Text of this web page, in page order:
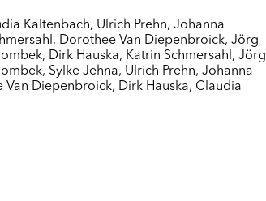
Kaltenbach, Ulrich Prehn,Johanna
, Dorothee Van Diepenbroick,Jörg
, Dirk Hauska, Katrin Schmersahl ,Jörg
, Sylke Jehna, Ulrich Prehn,Johanna
Van Diepenbroick, Dirk Hauska, Claudia